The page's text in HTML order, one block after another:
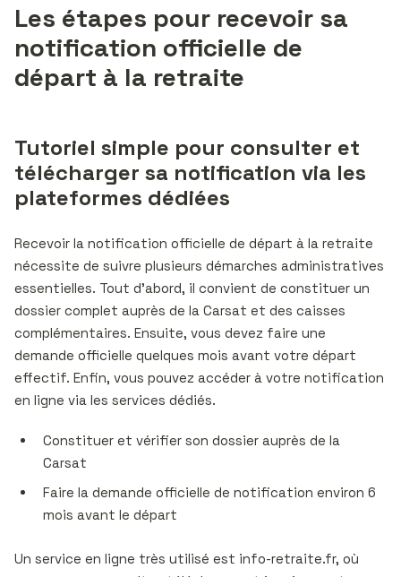
Les étapes pour recevoir sa
notification officielle de
départ à la retraite
Tutoriel simple pour consulter et
télécharger sa notification via les
plateformes dédiées
Recevoir la notification officielle de départ à la retraite
nécessite de suivre plusieurs démarches administratives
essentielles. Tout d’abord, il convient de constituer un
dossier complet auprès de la Carsat et des caisses
complémentaires. Ensuite, vous devez faire une
demande officielle quelques mois avant votre départ
effectif. Enfin, vous pouvez accéder à votre notification
en ligne via les services dédiés.
Constituer et vérifier son dossier auprès de la
Carsat
Faire la demande officielle de notification environ 6
mois avant le départ
Un service en ligne très utilisé est info-retraite.fr, où